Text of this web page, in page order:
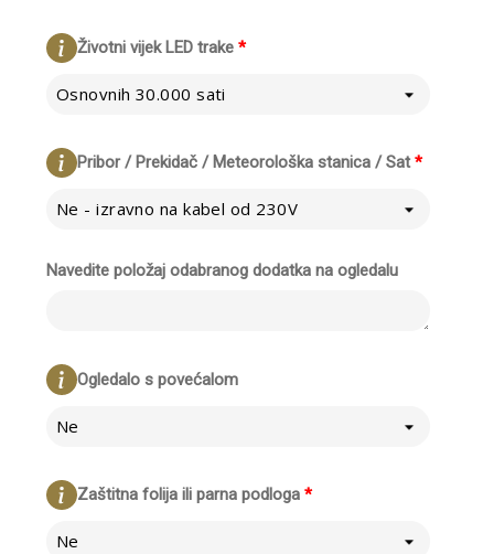
*
Životni vijek LED trake
Osnovnih 30.000 sati
*
Pribor / Prekidač / Meteorološka stanica / Sat
Ne - izravno na kabel od 230V
Navedite položaj odabranog dodatka na ogledalu
Ogledalo s povećalom
Ne
*
Zaštitna folija ili parna podloga
Ne